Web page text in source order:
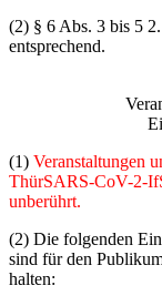
(2) § 6 Abs. 3 bis 5
entsprechend.
(1) Veranstaltungen
ThürSARS-CoV-2-
unberührt.
(2) Die folgenden
sind für den
halten: